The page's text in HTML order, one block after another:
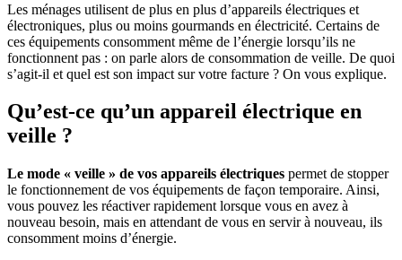
Les ménages utilisent de plus en plus d’appareils électriques et
électroniques, plus ou moins gourmands en électricité. Certains de
ces équipements consomment même de l’énergie lorsqu’ils ne
fonctionnent pas : on parle alors de consommation de veille. De quoi
s’agit-il et quel est son impact sur votre facture ? On vous explique.
Qu’est-ce qu’un appareil électrique en
veille ?
Le mode « veille » de vos appareils électriques permet de stopper
le fonctionnement de vos équipements de façon temporaire. Ainsi,
vous pouvez les réactiver rapidement lorsque vous en avez à
nouveau besoin, mais en attendant de vous en servir à nouveau, ils
consomment moins d’énergie.